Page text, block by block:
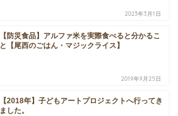
2023年3月1日
【防災食品】アルファ米を実際食べると分かるこ
と【尾西のごはん・マジックライス】
2019年9月25日
【2018年】子どもアートプロジェクトへ行ってき
ました。